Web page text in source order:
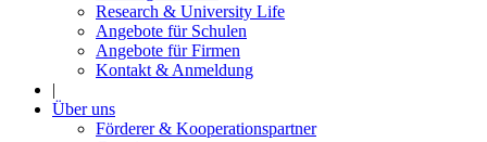
Research & University Life
Angebote für Schulen
Angebote für Firmen
Kontakt & Anmeldung
|
Über uns
Förderer & Kooperationspartner